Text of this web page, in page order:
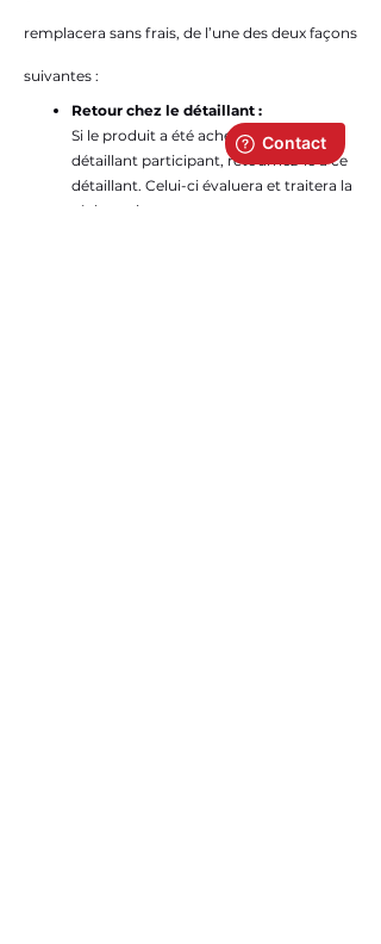
remplacera sans frais, de l’une des deux façons
suivantes :
Retour chez le détaillant :
Si le produit a été acheté chez un
détaillant participant, retournez-le à ce
détaillant. Celui-ci évaluera et traitera la
réclamation.